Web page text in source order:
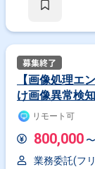
Playwright / 各種ユ
▼必ずお読みくだ
社会人経験必須 ・
ネス上級レベル必
＝＝＝＝＝ ★本案
【画像処理エ
け画像異常検
リモート可
800,000 〜
業務委託(フ